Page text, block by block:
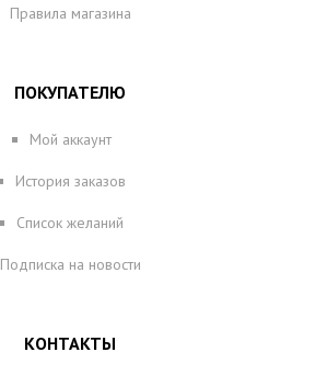
Правила магазина
ПОКУПАТЕЛЮ
Мой аккаунт
История заказов
Список желаний
Подписка на новости
КОНТАКТЫ